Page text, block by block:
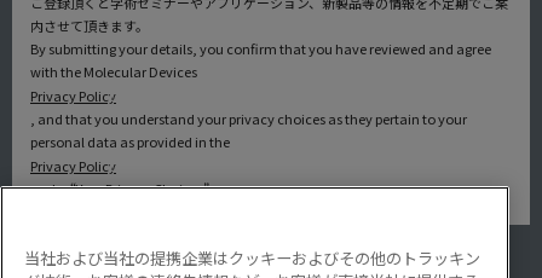
内させて頂きます。
By submitting your details, you confirm that you have reviewed and agree
with the Molecular Devices
Privacy Policy
, and that you understand your privacy choices as they pertain to your
personal data as provided in the
Privacy Policy
under “Your Privacy Choices”.
アプリケーション
当社および当社の提携企業はクッキーおよびその他のトラッキン